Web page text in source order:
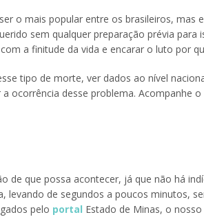
o mais popular entre os brasileiros, mas
sem qualquer preparação prévia para
a finitude da vida e encarar o luto por
tipo de morte, ver dados ao nível
ocorrência desse problema. Acompanhe
de que possa acontecer, já que não há
levando de segundos a poucos minutos,
pelo portal Estado de Minas, o